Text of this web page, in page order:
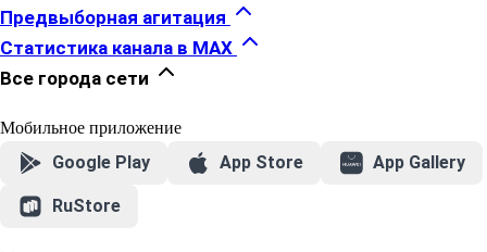
Предвыборная агитация
Статистика канала в MAX
Все города сети
Мобильное приложение
Google Play App Store App Gallery
RuStore